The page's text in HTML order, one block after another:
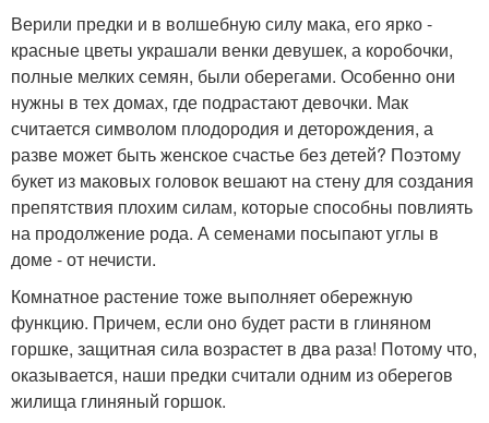
Верили предки и в волшебную силу мака, его ярко -
красные цветы украшали венки девушек, а коробочки,
полные мелких семян, были оберегами. Особенно они
нужны в тех домах, где подрастают девочки. Мак
считается символом плодородия и деторождения, а
разве может быть женское счастье без детей? Поэтому
букет из маковых головок вешают на стену для создания
препятствия плохим силам, которые способны повлиять
на продолжение рода. А семенами посыпают углы в
доме - от нечисти.
Комнатное растение тоже выполняет обережную
функцию. Причем, если оно будет расти в глиняном
горшке, защитная сила возрастет в два раза! Потому что,
оказывается, наши предки считали одним из оберегов
жилища глиняный горшок.